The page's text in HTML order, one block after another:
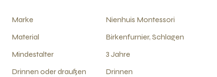
Marke
Nienhuis Montessori
Material
Birkenfurnier, Schlagen
Mindestalter
3 Jahre
Drinnen oder draußen
Drinnen